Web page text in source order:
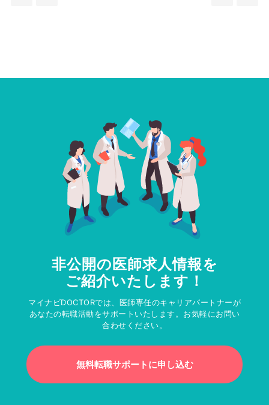
非公開の医師求人情報を
ご紹介いたします！
マイナビDOCTORでは、医師専任のキャリアパートナーが
あなたの転職活動をサポートいたします。お気軽にお問い
合わせください。
無料転職サポートに申し込む